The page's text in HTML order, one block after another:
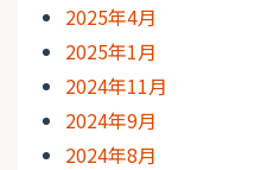
2025年4月
2025年1月
2024年11月
2024年9月
2024年8月